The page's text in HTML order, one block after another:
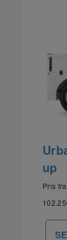
up
Pris fra